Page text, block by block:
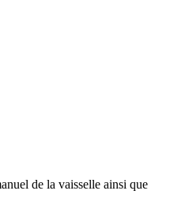
de la vaisselle ainsi que